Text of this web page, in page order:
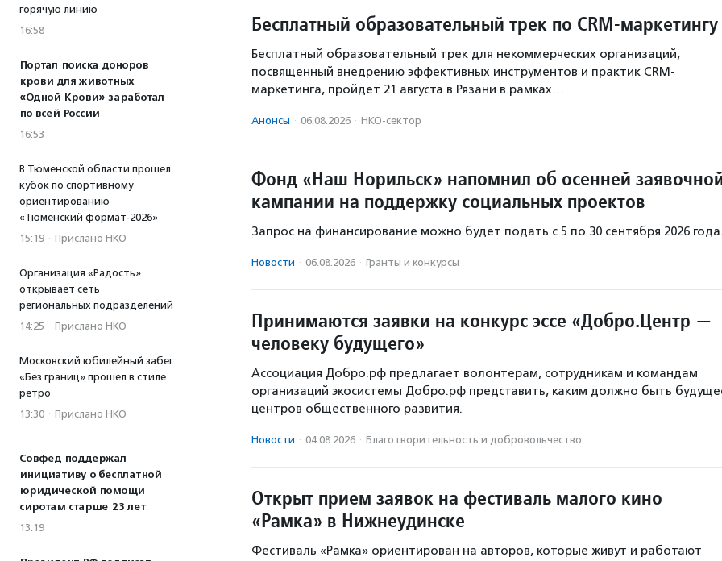
горячую линию
16:58
Портал поиска доноров
крови для животных
«Одной Крови» заработал
по всей России
16:53
В Тюменской области прошел
кубок по спортивному
ориентированию
«Тюменский формат-2026»
15:19 · Прислано НКО
Организация «Радость»
открывает сеть
региональных подразделений
14:25 · Прислано НКО
Московский юбилейный забег
«Без границ» прошел в стиле
ретро
13:30 · Прислано НКО
Совфед поддержал
инициативу о бесплатной
юридической помощи
сиротам старше 23 лет
13:19
Бесплатный образовательный трек по CRM-маркетингу
Бесплатный образовательный трек для некоммерческих организаций,
посвященный внедрению эффективных инструментов и практик CRM-
маркетинга, пройдет 21 августа в Рязани в рамках…
Анонсы · 06.08.2026 · НКО-сектор
Фонд «Наш Норильск» напомнил об осенней
кампании на поддержку социальных проектов
Запрос на финансирование можно будет подать с 5 по 30 сентября 2026
Новости · 06.08.2026 · Гранты и конкурсы
Принимаются заявки на конкурс эссе «Добро.Центр —
человеку будущего»
Ассоциация Добро.рф предлагает волонтерам, сотрудникам и командам
организаций экосистемы Добро.рф представить, каким должно быть
центров общественного развития.
Новости · 04.08.2026 · Благотвори­тель­ность и доброволь­чест­во
Открыт прием заявок на фестиваль малого кино
«Рамка» в Нижнеудинске
Фестиваль «Рамка» ориентирован на авторов, которые живут и работают